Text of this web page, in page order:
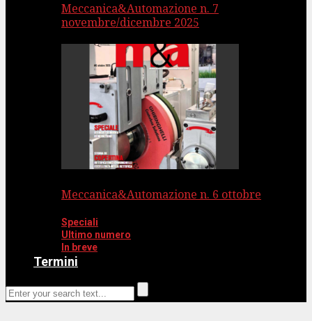
Meccanica&Automazione n. 7
novembre/dicembre 2025
Meccanica&Automazione n. 6 ottobre
Speciali
Ultimo numero
In breve
Termini